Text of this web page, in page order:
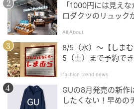
「1000円には見え
ロダクツのリュック
All About
8/5（水）〜【しま
5（土）まで予約で
fashion trend news
GUの8月発売の新作
したくない！早めの